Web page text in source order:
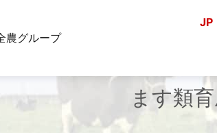
農グループ
JP
ます類